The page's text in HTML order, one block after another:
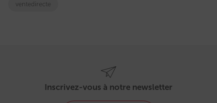
ventedirecte
Inscrivez-vous à notre newsletter